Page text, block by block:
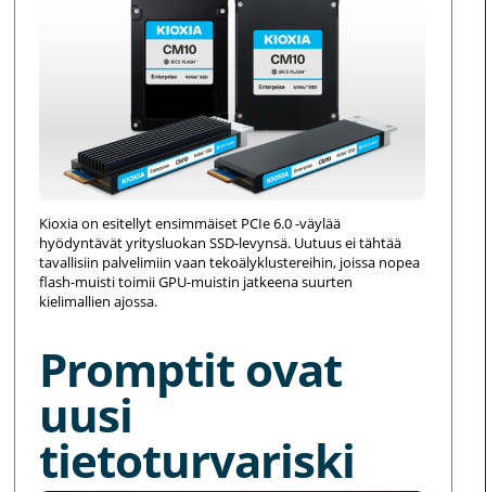
Kioxia on esitellyt ensimmäiset PCIe 6.0 -väylää
hyödyntävät yritysluokan SSD-levynsä. Uutuus ei tähtää
tavallisiin palvelimiin vaan tekoälyklustereihin, joissa nopea
flash-muisti toimii GPU-muistin jatkeena suurten
kielimallien ajossa.
Promptit ovat
uusi
tietoturvariski